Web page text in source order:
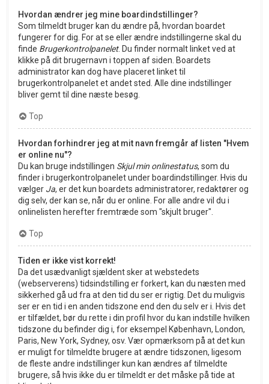
Hvordan ændrer jeg mine boardindstillinger?
Som tilmeldt bruger kan du ændre på, hvordan boardet
fungerer for dig. For at se eller ændre indstillingerne skal du
finde Brugerkontrolpanelet. Du finder normalt linket ved at
klikke på dit brugernavn i toppen af siden. Boardets
administrator kan dog have placeret linket til
brugerkontrolpanelet et andet sted. Alle dine indstillinger
bliver gemt til dine næste besøg.
Top
Hvordan forhindrer jeg at mit navn fremgår af listen "Hvem
er online nu"?
Du kan bruge indstillingen Skjul min onlinestatus, som du
finder i brugerkontrolpanelet under boardindstillinger. Hvis du
vælger Ja, er det kun boardets administratorer, redaktører og
dig selv, der kan se, når du er online. For alle andre vil du i
onlinelisten herefter fremtræde som "skjult bruger".
Top
Tiden er ikke vist korrekt!
Da det usædvanligt sjældent sker at webstedets
(webserverens) tidsindstilling er forkert, kan du næsten med
sikkerhed gå ud fra at den tid du ser er rigtig. Det du muligvis
ser er en tid i en anden tidszone end den du selv er i. Hvis det
er tilfældet, bør du rette i din profil hvor du kan indstille hvilken
tidszone du befinder dig i, for eksempel København, London,
Paris, New York, Sydney, osv. Vær opmærksom på at det kun
er muligt for tilmeldte brugere at ændre tidszonen, ligesom
de fleste andre indstillinger kun kan ændres af tilmeldte
brugere, så hvis ikke du er tilmeldt er det måske på tide at